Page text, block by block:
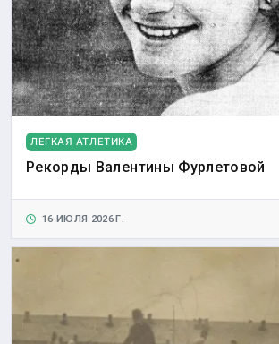
ЛЕГКАЯ АТЛЕТИКА
Рекорды Валентины Фурлетовой
16 ИЮЛЯ 2026 Г.